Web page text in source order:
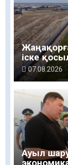
іске
07.08.2026
Ауыл